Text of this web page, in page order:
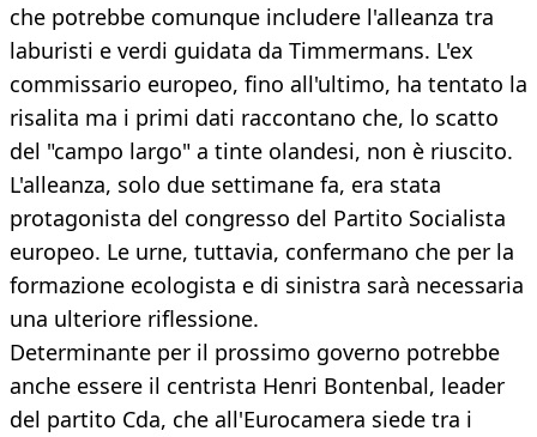
che potrebbe comunque includere l'alleanza tra
laburisti e verdi guidata da Timmermans. L'ex
commissario europeo, fino all'ultimo, ha tentato la
risalita ma i primi dati raccontano che, lo scatto
del "campo largo" a tinte olandesi, non è riuscito.
L'alleanza, solo due settimane fa, era stata
protagonista del congresso del Partito Socialista
europeo. Le urne, tuttavia, confermano che per la
formazione ecologista e di sinistra sarà necessaria
una ulteriore riflessione.
Determinante per il prossimo governo potrebbe
anche essere il centrista Henri Bontenbal, leader
del partito Cda, che all'Eurocamera siede tra i